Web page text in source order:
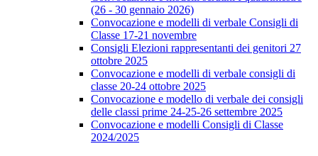
(26 - 30 gennaio 2026)
Convocazione e modelli di verbale Consigli di
Classe 17-21 novembre
Consigli Elezioni rappresentanti dei genitori 27
ottobre 2025
Convocazione e modelli di verbale consigli di
classe 20-24 ottobre 2025
Convocazione e modello di verbale dei consigli
delle classi prime 24-25-26 settembre 2025
Convocazione e modelli Consigli di Classe
2024/2025